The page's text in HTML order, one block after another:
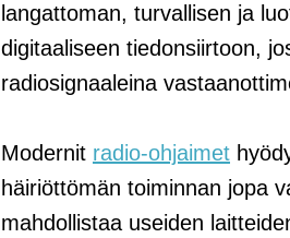
langattoman, turvallisen ja
digitaaliseen tiedonsiirtoon,
radiosignaaleina
Modernit radio-ohjaimet
häiriöttömän toiminnan jopa
mahdollistaa useiden